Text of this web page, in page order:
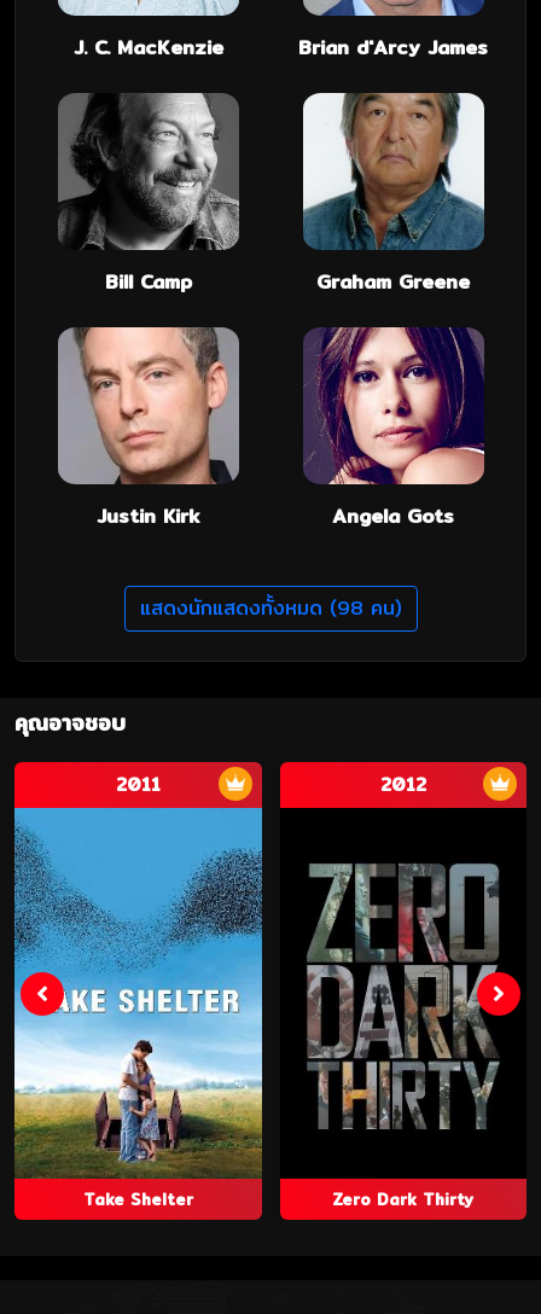
J. C. MacKenzie Brian d'Arcy James
Bill Camp Graham Greene
Justin Kirk Angela Gots
แสดงนักแสดงทั้งหมด (98 คน)
คุณอาจชอบ
2011
Take Shelter
2012
Zero Dark Thirty